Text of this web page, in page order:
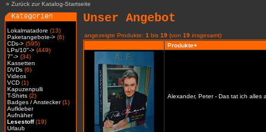
» Zurück zur Katalog-Startseite
Kategorien
Lokalmatadore (13)
Paketangebote-> (6)
CDs-> (595)
LPs/10"-> (449)
7"-> (34)
Kassetten
DVDs (6)
Videos
VCD (1)
Kapuzenpulli
T-Shirts (2)
Badges / Anstecker(1)
Aufkleber
Aufnäher
Lesestoff(19)
Urlaub
Unser Angebot
angezeigte Produkte: 1 bis 19 (von 19 insgesamt)
Produkte+
Alexander, Peter - Das tat ich alles